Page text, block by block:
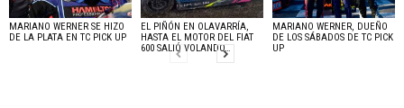
MARIANO WERNER SE HIZO
DE LA PLATA EN TC PICK UP
EL PIÑÓN EN OLAVARRÍA,
HASTA EL MOTOR DEL FIAT
600 SALIÓ VOLANDO…
MARIANO WERNER, DUEÑO
DE LOS SÁBADOS DE TC PICK
UP